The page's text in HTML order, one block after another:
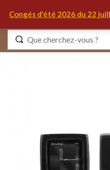
Congés d'été 2026 du 22